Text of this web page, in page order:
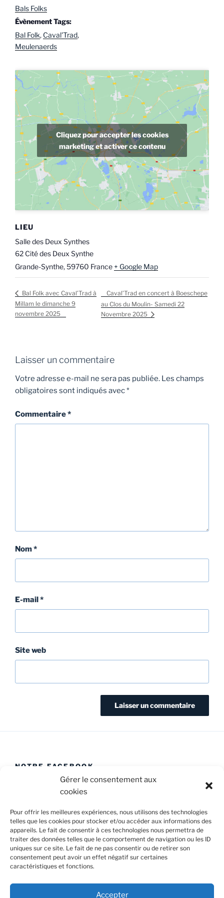
Gérer le consentement aux
cookies
Pour offrir les meilleures expériences, nous utilisons des technologies
telles que les cookies pour stocker et/ou accéder aux informations des
appareils. Le fait de consentir à ces technologies nous permettra de
traiter des données telles que le comportement de navigation ou les ID
uniques sur ce site. Le fait de ne pas consentir ou de retirer son
consentement peut avoir un effet négatif sur certaines
caractéristiques et fonctions.
Accepter
Bals Folks
Évènement Tags:
Bal Folk, Caval'Trad,
Meulenaerds
LIEU
Salle des Deux Synthes
62 Cité des Deux Synthe
Grande-Synthe,59760 France + Google Map
Cliquez pour accepter les cookies
marketing et activer ce contenu
Bal Folk avec Caval’Trad à
Millam le dimanche 9
novembre 2025
Caval’Trad en concert à Boeschepe
au Clos du Moulin- Samedi 22
Novembre 2025
Laisser un commentaire
Votre adresse e-mail ne sera pas publiée. Les champs
obligatoires sont indiqués avec*
Commentaire*
Nom*
E-mail*
Site web
NOTRE FACEBOOK
Facebook
Caval’Trad
E-
mail
Politique
de
cookies
Confidentialité et cookies : ce site utilise des cookies. En